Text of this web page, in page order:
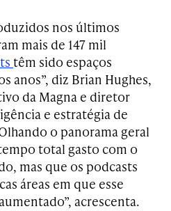
nos últimos
mais de 147 mil
têm sido espaços
anos”, diz Brian Hughes,
da Magna e diretor
e estratégia de
o panorama geral
total gasto com o
mas que os podcasts
áreas em que esse
acrescenta.